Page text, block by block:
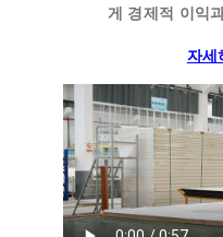
게 경제적 이익
자세